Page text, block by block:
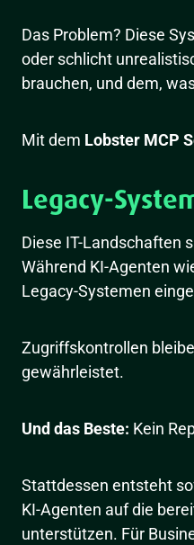
Das Problem? Diese
oder schlicht
brauchen, und dem,
Mit dem Lobster MCP
Legacy-
Diese IT-Landschaften
Während KI-Agenten
Legacy-Systemen
Zugriffskontrollen
gewährleistet.
Und das Beste: Kein
Stattdessen entsteht
KI-Agenten auf die
unterstützen. Für